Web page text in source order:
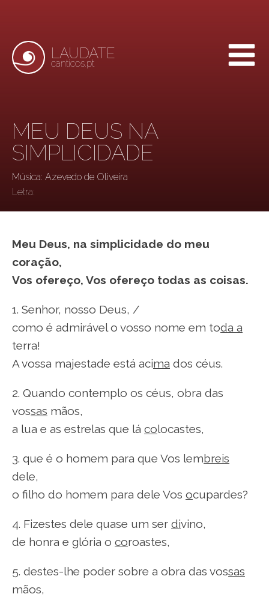
LAUDATE
canticos.pt
MEU DEUS NA
SIMPLICIDADE
Música: Azevedo de Oliveira
Letra:
Meu Deus, na simplicidade do meu
coração,
Vos ofereço, Vos ofereço todas as coisas.
1. Senhor, nosso Deus, /
como é admirável o vosso nome em toda a
terra!
A vossa majestade está acima dos céus.
2. Quando contemplo os céus, obra das
vossas mãos,
a lua e as estrelas que lá colocastes,
3. que é o homem para que Vos lembreis
dele,
o filho do homem para dele Vos ocupardes?
4. Fizestes dele quase um ser divino,
de honra e glória o coroastes,
5. destes-lhe poder sobre a obra das vossas
mãos,